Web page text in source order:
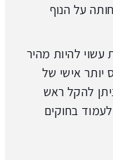
על הנוף
עשוי להיות מהיר
יותר אישי של
להקל ראש
לעמוד בחוקים